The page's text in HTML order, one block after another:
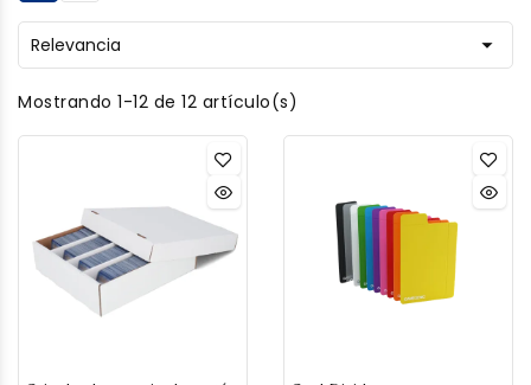
Relevancia 
Mostrando 1-12 de 12 artículo(s)